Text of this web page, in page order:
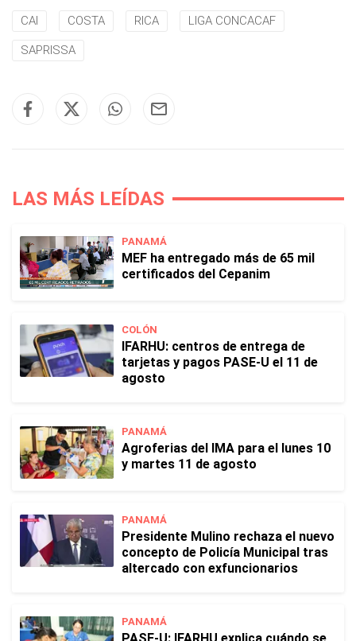
CAI COSTA RICA LIGA CONCACAF
SAPRISSA
LAS MÁS LEÍDAS
PANAMÁ
MEF ha entregado más de 65 mil
certificados del Cepanim
COLÓN
IFARHU: centros de entrega de
tarjetas y pagos PASE-U el 11 de
agosto
PANAMÁ
Agroferias del IMA para el lunes 10
y martes 11 de agosto
PANAMÁ
Presidente Mulino rechaza el nuevo
concepto de Policía Municipal tras
altercado con exfuncionarios
PANAMÁ